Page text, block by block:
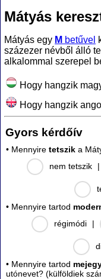
Mátyás
Mátyás egy M betűvel
százezer névből álló
alkalommal szerepel
Hogy hangzik
Hogy hangzik
Gyors kérdőív
• Mennyire tetszik a
nem tetszik
|
• Mennyire tartod
régimódi
|
• Mennyire tartod
utónevet? (külföldiek